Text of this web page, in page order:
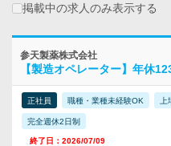
掲載中の求人のみ表示する
参天製薬株式会社
【製造オペレーター】年休
正社員 職種・業種未経験OK 上
完全週休2日制
終了日：2026/07/09